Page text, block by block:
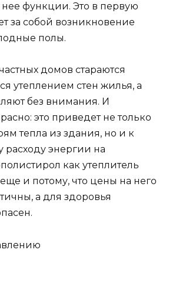
функции. Это в первую
за собой возникновение
полы.
домов стараются
утеплением стен жилья, а
без внимания. И
это приведет не только
тепла из здания, но и к
энергии на
как утеплитель
и потому, что цены на него
а для здоровья